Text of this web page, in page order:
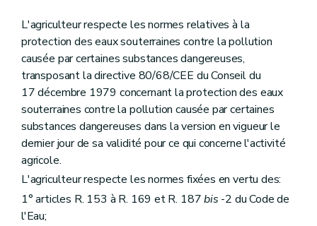
L'agriculteur respecte les normes relatives à la
protection des eaux souterraines contre la pollution
causée par certaines substances dangereuses,
transposant la directive 80/68/CEE du Conseil du
17 décembre 1979 concernant la protection des eaux
souterraines contre la pollution causée par certaines
substances dangereuses dans la version en vigueur le
dernier jour de sa validité pour ce qui concerne l'activité
agricole.
L'agriculteur respecte les normes fixées en vertu des:
1° articles R. 153 à R. 169 et R. 187bis -2 du Code de
l'Eau;